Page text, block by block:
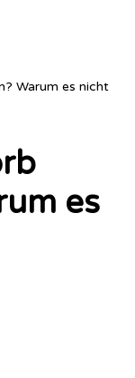
Warum es nicht
es